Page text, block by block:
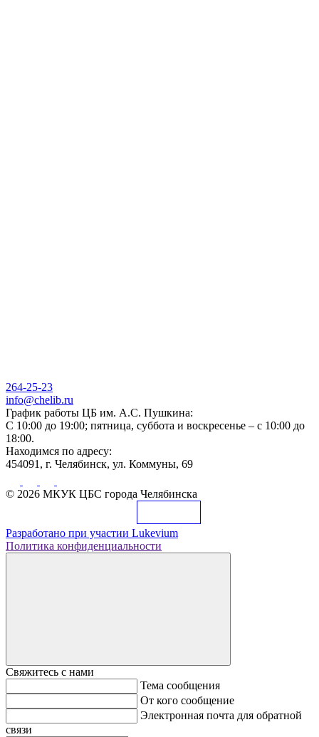
264-25-23
info@chelib.ru
График работы ЦБ им. А.С. Пушкина:
С 10:00 до 19:00; пятница, суббота и воскресенье – с 10:00 до
18:00.
Находимся по адресу:
454091, г. Челябинск, ул. Коммуны, 69
© 2026 МКУК ЦБС города Челябинска
Разработано при участии Lukevium
Политика конфиденциальности
Свяжитесь с нами
Тема сообщения
От кого сообщение
Электронная почта для обратной
связи